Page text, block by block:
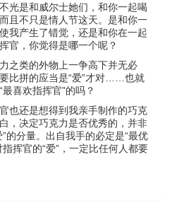
光是和威尔士她们，和你一起喝
且不只是情人节这天。是和你一
我产生了错觉，还是和你在一起
官，你觉得是哪一个呢？
之类的外物上一争高下并无必
比拼的应当是“爱”才对……也就
喜欢指挥官”的吗？
也还是想得到我亲手制作的巧克
，决定巧克力是否优秀的，并非
的分量。出自我手的必定是“最优
挥官的“爱”，一定比任何人都要